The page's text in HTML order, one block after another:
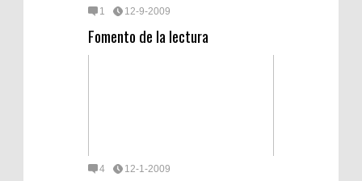
1 12-9-2009
Fomento de la lectura
4 12-1-2009